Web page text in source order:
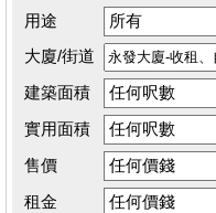
用途
大廈/街道
建築面積
實用面積
售價
租金